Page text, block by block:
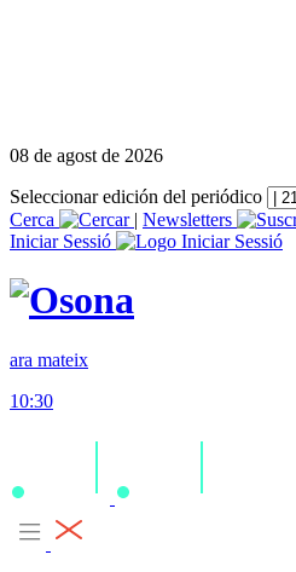
08 de agost de 2026
Seleccionar edición del periódico
Cerca
| Newsletters
Iniciar Sessió
ara mateix
10:30